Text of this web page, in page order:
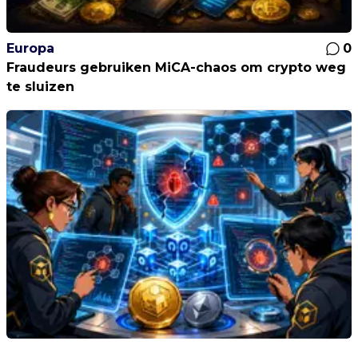
Europa
0
Fraudeurs gebruiken MiCA-chaos om crypto weg
te sluizen